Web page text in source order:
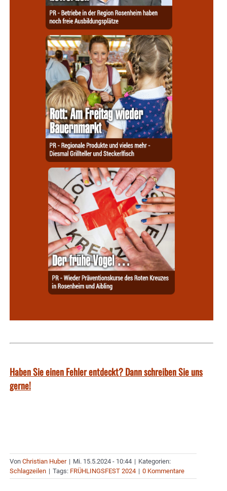
Haben Sie einen Fehler entdeckt? Dann schreiben Sie uns
gerne!
Von Christian Huber | Mi. 15.5.2024 - 10:44 | Kategorien:
Schlagzeilen | Tags: FRÜHLINGSFEST 2024 | 0 Kommentare